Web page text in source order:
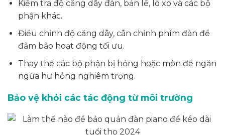
Kiểm tra độ căng dây đàn, bản lề, lò xo và các bộ
phận khác.
Điều chỉnh độ căng dây, cân chỉnh phím đàn để
đảm bảo hoạt động tối ưu.
Thay thế các bộ phận bị hỏng hoặc mòn để ngăn
ngừa hư hỏng nghiêm trọng.
Bảo vệ khỏi các tác động từ môi trường